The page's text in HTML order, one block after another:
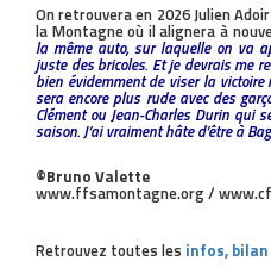
On retrouvera en 2026 Julien
la Montagne où il alignera à
la même auto, sur laquelle on va
juste des bricoles. Et je devrais me
bien évidemment de viser la
sera encore plus rude avec des
Clément ou Jean-Charles Durin qui
saison. J’ai vraiment hâte d’être à
©Bruno Valette
www.ffsamontagne.org /
Retrouvez toutes les infos,